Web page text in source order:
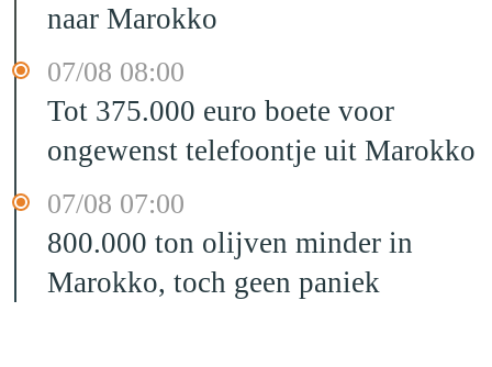
naar Marokko
07/08 08:00
Tot 375.000 euro boete voor
ongewenst telefoontje uit Marokko
07/08 07:00
800.000 ton olijven minder in
Marokko, toch geen paniek